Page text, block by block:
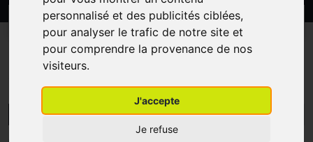
personnalisé et des publicités ciblées,
pour analyser le trafic de notre site et
pour comprendre la provenance de nos
visiteurs.
J'accepte
Je refuse
CATÉGORIES PROMOS
Aspegic
MENU/FILTRES